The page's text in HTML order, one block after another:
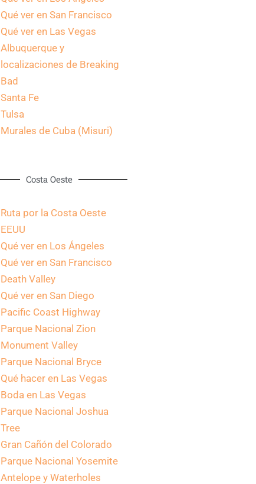
Qué ver en San Francisco
Qué ver en Las Vegas
Albuquerque y
localizaciones de Breaking
Bad
Santa Fe
Tulsa
Murales de Cuba (Misuri)
Costa Oeste
Ruta por la Costa Oeste
EEUU
Qué ver en Los Ángeles
Qué ver en San Francisco
Death Valley
Qué ver en San Diego
Pacific Coast Highway
Parque Nacional Zion
Monument Valley
Parque Nacional Bryce
Qué hacer en Las Vegas
Boda en Las Vegas
Parque Nacional Joshua
Tree
Gran Cañón del Colorado
Parque Nacional Yosemite
Antelope y Waterholes